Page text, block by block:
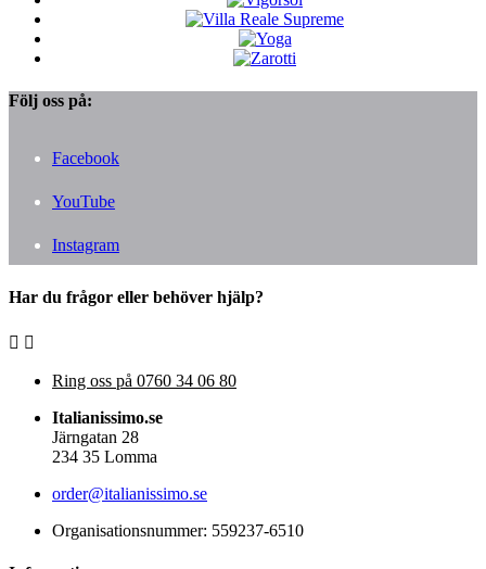
Följ oss på:
Facebook
YouTube
Instagram
Har du frågor eller behöver hjälp?
 
Ring oss på 0760 34 06 80
Italianissimo.se
Järngatan 28
234 35 Lomma
order@italianissimo.se
Organisationsnummer: 559237-6510